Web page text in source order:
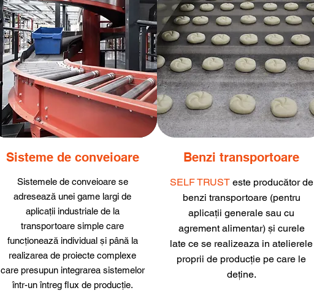
Sisteme de conveioare
Sistemele de conveioare se
adresează unei game largi de
aplicații industriale de la
transportoare simple care
funcționează individual și până la
realizarea de proiecte complexe
care presupun integrarea sistemelor
într-un întreg flux de producție.
Benzi transportoare
SELF TRUSTeste producător de
benzi transportoare (pentru
aplicații generale sau cu
agrement alimentar) și curele
late ce se realizeaza in atelierele
proprii de producție pe care le
deține.